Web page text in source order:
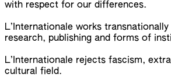
with respect for our differences.
L’Internationale works
research, publishing and forms of
L’Internationale rejects fascism,
cultural field.